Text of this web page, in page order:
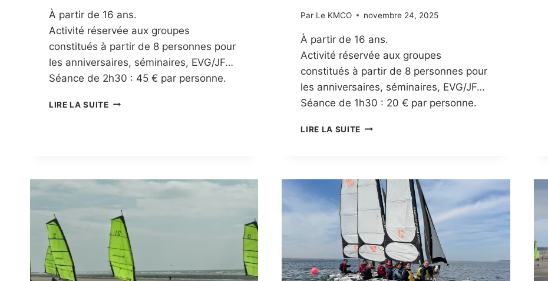
À partir de 16 ans.
Activité réservée aux groupes
constitués à partir de 8 personnes pour
les anniversaires, séminaires, EVG/JF…
Séance de 2h30 : 45 € par personne.
LIRE LA SUITEGROUPE
Par Le KMCO novembre 24, 2025
À partir de 16 ans.
Activité réservée aux groupes
constitués à partir de 8 personnes pour
les anniversaires, séminaires, EVG/JF…
Séance de 1h30 : 20 € par personne.
LIRE LA SUITE GROUPE